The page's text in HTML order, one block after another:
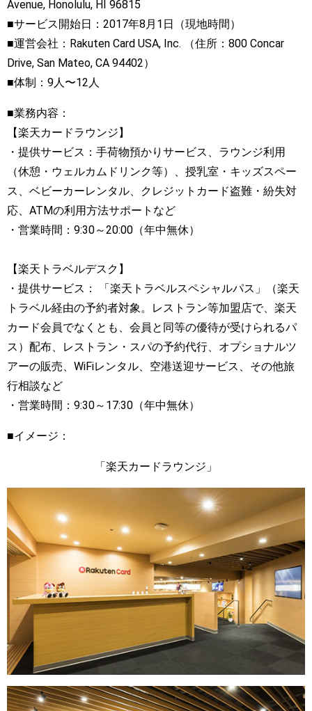
Avenue, Honolulu, HI 96815
■サービス開始日：2017年8月1日（現地時間）
■運営会社：Rakuten Card USA, Inc. （住所：800 Concar
Drive, San Mateo, CA 94402）
■体制：9人〜12人
■業務内容：
【楽天カードラウンジ】
・提供サービス：手荷物預かりサービス、ラウンジ利用
（休憩・ウェルカムドリンク等）、授乳室・キッズスペー
ス、ベビーカーレンタル、クレジットカード盗難・紛失対
応、ATMの利用方法サポートなど
・営業時間：9:30～20:00（年中無休）
【楽天トラベルデスク】
・提供サービス： 「楽天トラベルスペシャルパス」（楽天
トラベル経由の予約者対象。レストラン等加盟店で、楽天
カード会員でなくとも、会員と同等の優待が受けられるパ
ス）配布、レストラン・スパの予約代行、オプショナルツ
アーの販売、WiFiレンタル、空港送迎サービス、その他旅
行相談など
・営業時間：9:30～17:30（年中無休）
■イメージ：
「楽天カードラウンジ」